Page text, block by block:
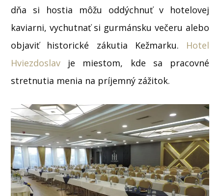
dňa si hostia môžu oddýchnuť v hotelovej
kaviarni, vychutnať si gurmánsku večeru alebo
objaviť historické zákutia Kežmarku.
Hotel
Hviezdoslav je miestom, kde sa pracovné
stretnutia menia na príjemný zážitok.